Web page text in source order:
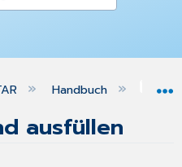
hierarchy
Handbuch
ausfüllen